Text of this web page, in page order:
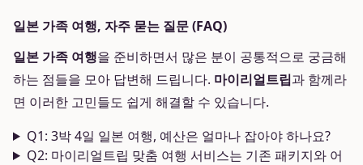
일본 가족 여행, 자주 묻는 질문 (FAQ)
일본 가족 여행을 준비하면서 많은 분이 공통적으로 궁금해
하는 점들을 모아 답변해 드립니다. 마이리얼트립과 함께라
면 이러한 고민들도 쉽게 해결할 수 있습니다.
Q1: 3박 4일 일본 여행, 예산은 얼마나 잡아야 하나요?
Q2: 마이리얼트립 맞춤 여행 서비스는 기존 패키지와 어